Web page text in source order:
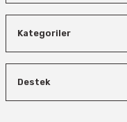
Kategoriler
Destek